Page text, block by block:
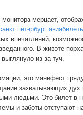
мерцает,
петербург
впечатлений,
В животе
из-за туч.
это манифест
захватывающих дух
людьми. Это билет в
и заботы отступают